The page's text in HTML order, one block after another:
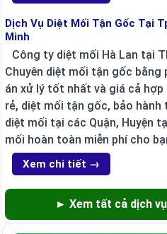
Dịch Vụ Diệt Mối Tận Gốc Tại
Minh
Công ty diệt mối Hà Lan tại
Chuyên diệt mối tận gốc bằng
án xử lý tốt nhất và giá cả
rẻ, diệt mối tận gốc, bảo hành
diệt mối tại các Quận, Huyện
mối hoàn toàn miễn phí cho
Xem chi tiết →
► Xem tất cả dịch